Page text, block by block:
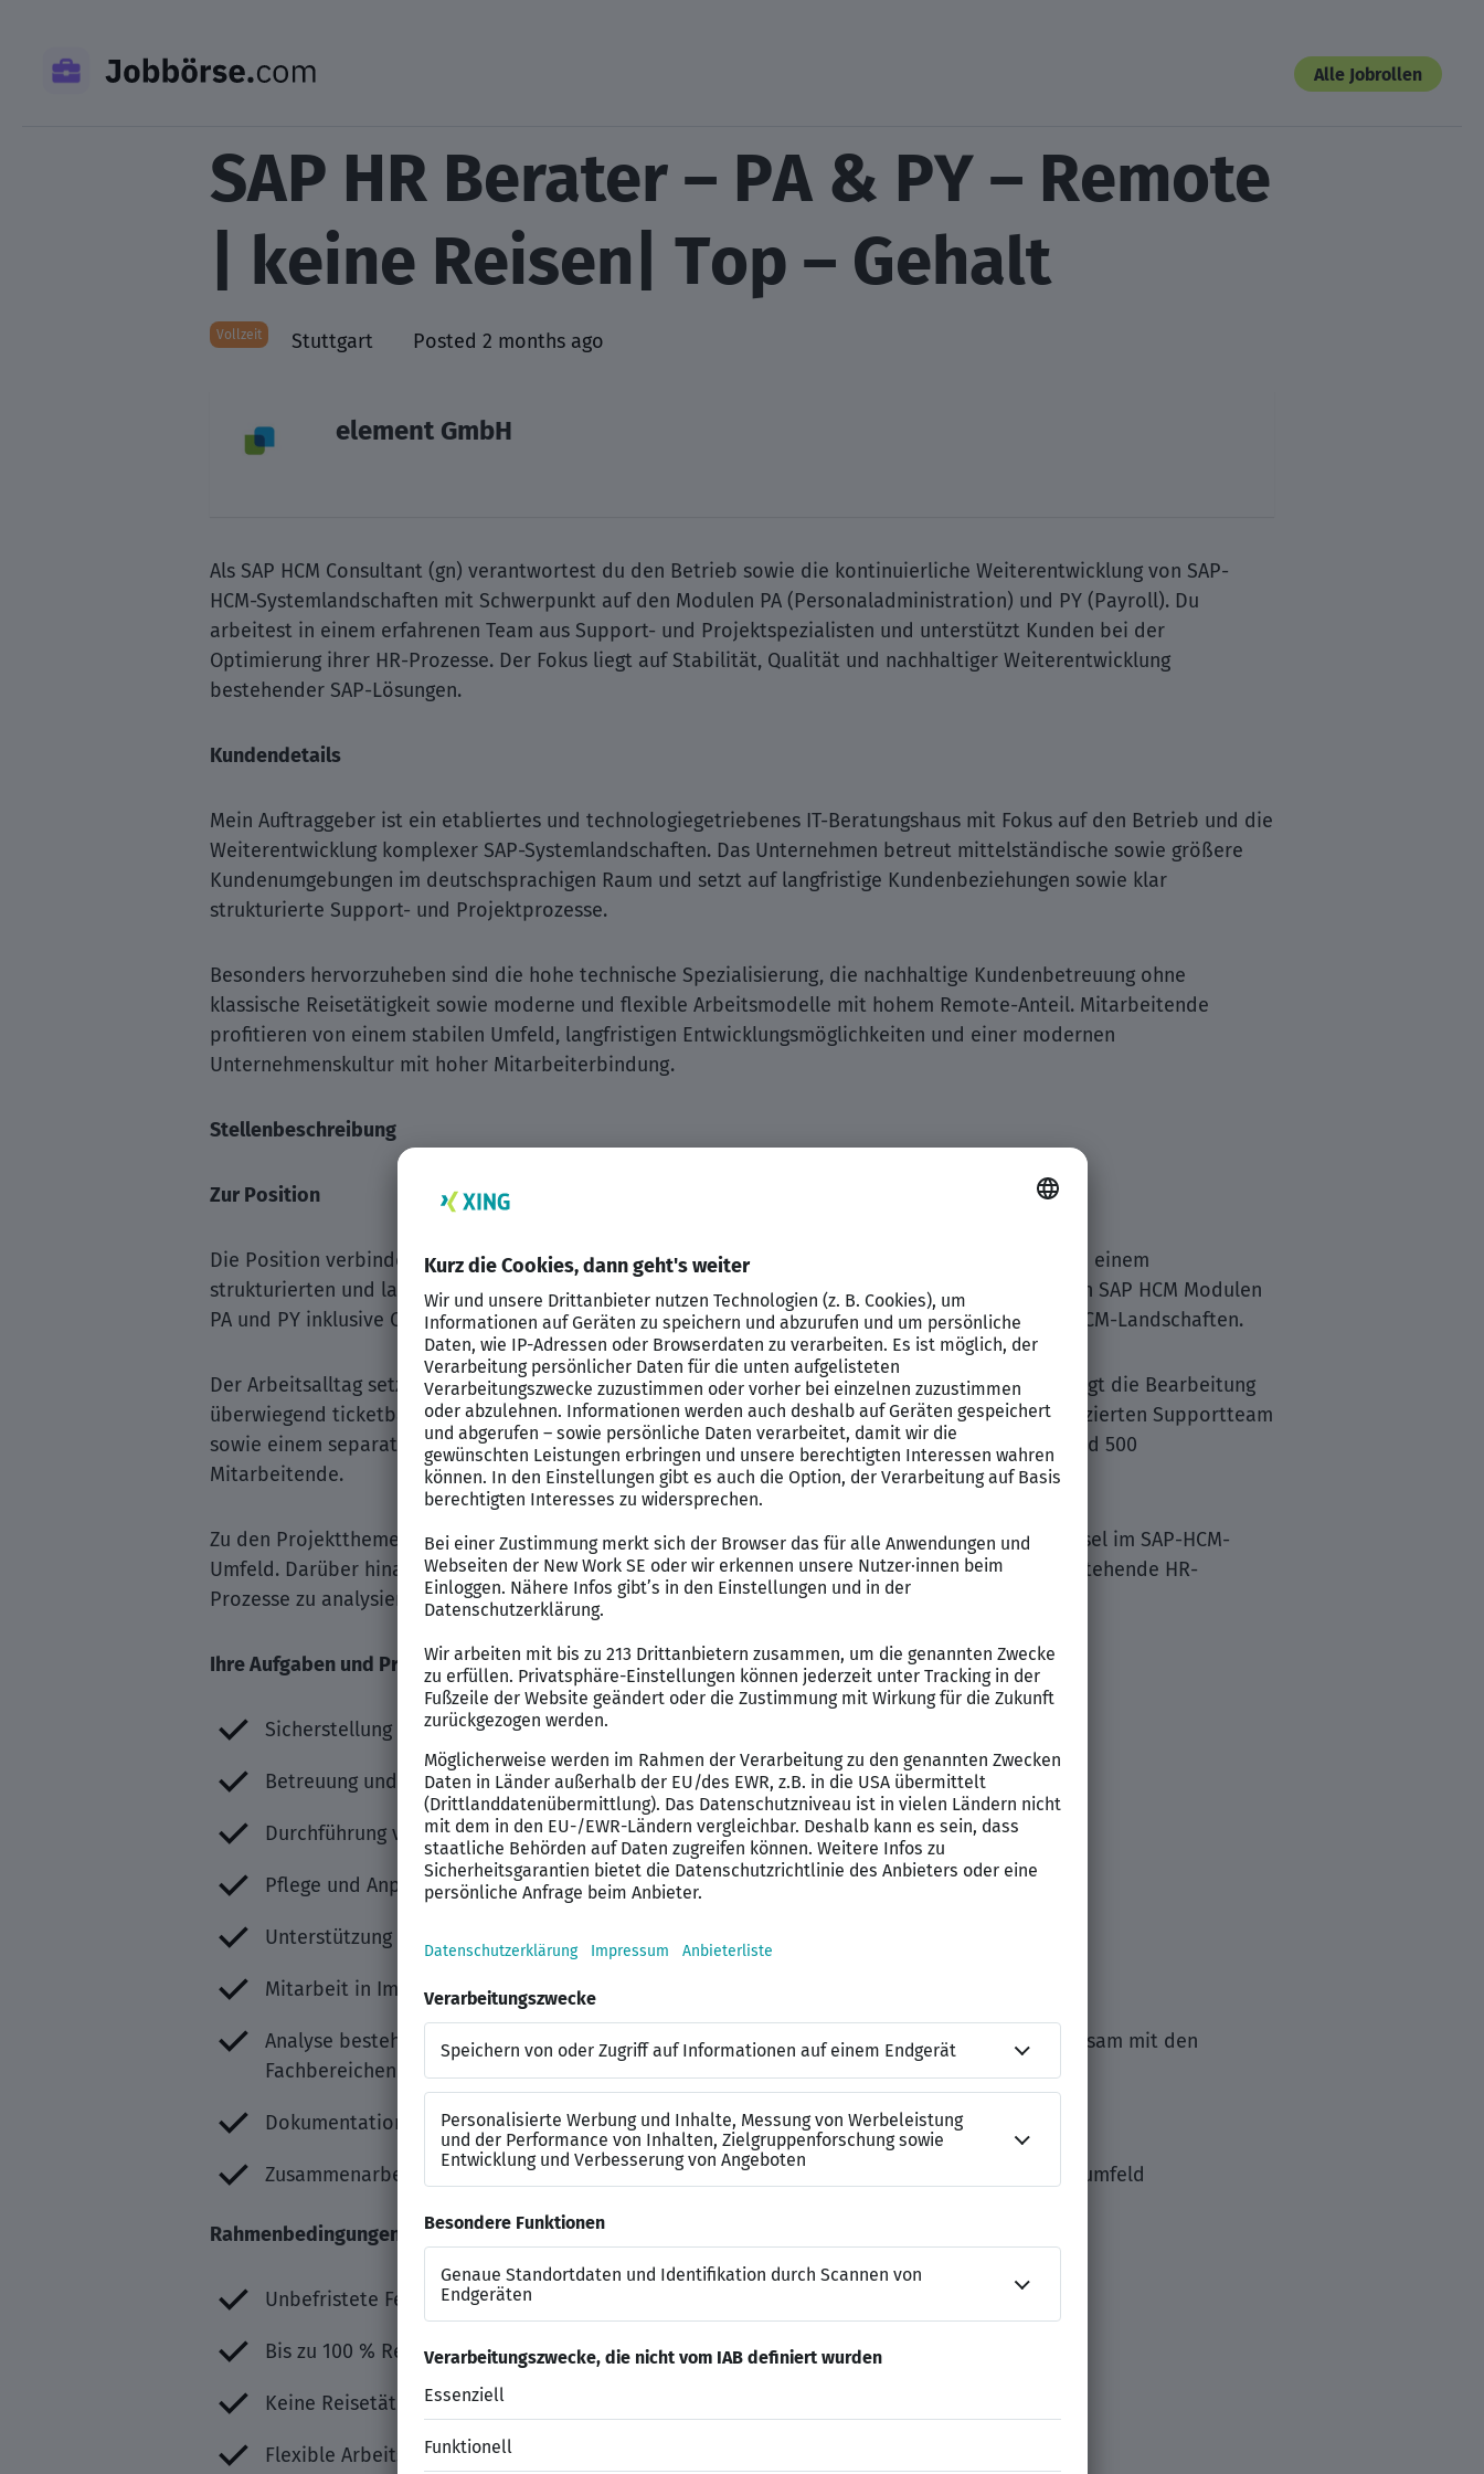
Alle Jobrollen
SAP HR Berater – PA & PY – Remote
| keine Reisen| Top – Gehalt
Vollzeit Stuttgart Posted 2 months ago
element GmbH
Als SAP HCM Consultant (gn) verantwortest du den Betrieb sowie die kontinuierliche Weiterentwicklung von SAP-
HCM-Systemlandschaften mit Schwerpunkt auf den Modulen PA (Personaladministration) und PY (Payroll). Du
arbeitest in einem erfahrenen Team aus Support- und Projektspezialisten und unterstützt Kunden bei der
Optimierung ihrer HR-Prozesse. Der Fokus liegt auf Stabilität, Qualität und nachhaltiger Weiterentwicklung
bestehender SAP-Lösungen.
Kundendetails
Mein Auftraggeber ist ein etabliertes und technologiegetriebenes IT-Beratungshaus mit Fokus auf den Betrieb und die
Weiterentwicklung komplexer SAP-Systemlandschaften. Das Unternehmen betreut mittelständische sowie größere
Kundenumgebungen im deutschsprachigen Raum und setzt auf langfristige Kundenbeziehungen sowie klar
strukturierte Support- und Projektprozesse.
Besonders hervorzuheben sind die hohe technische Spezialisierung, die nachhaltige Kundenbetreuung ohne
klassische Reisetätigkeit sowie moderne und flexible Arbeitsmodelle mit hohem Remote-Anteil. Mitarbeitende
profitieren von einem stabilen Umfeld, langfristigen Entwicklungsmöglichkeiten und einer modernen
Unternehmenskultur mit hoher Mitarbeiterbindung.
Stellenbeschreibung
Zur Position
Die Position verbindet klassische Supporttätigkeiten mit projektbezogener SAP-HCM-Beratung in einem
strukturierten und langfristig ausgerichteten Kundenumfeld. Der Fokus liegt insbesondere auf den SAP HCM Modulen
PA und PY inklusive Customizing sowie der Betreuung und Weiterentwicklung bestehender SAP-HCM-Landschaften.
Der Arbeitsalltag setzt sich aus einem Mix aus Support- und Projektarbeit zusammen. Dabei erfolgt die Bearbeitung
überwiegend ticketbasiert ohne Reisetätigkeit. Organisatorisch arbeitet man eng mit einem dedizierten Supportteam
sowie einem separaten Projektteam zusammen. Insgesamt umfasst das Unternehmensumfeld rund 500
Mitarbeitende.
Zu den Projektthemen zählen insbesondere Implementierungen, Migrationen sowie Releasewechsel im SAP-HCM-
Umfeld. Darüber hinaus wird eng mit den jeweiligen Fachbereichen zusammengearbeitet, um bestehende HR-
Prozesse zu analysieren und Optimierungspotenziale zu identifizieren.
Ihre Aufgaben und Projekte
Sicherstellung des stabilen Betriebs der SAP HCM Lösungen bei Bestands- und Neukunden
Betreuung und kontinuierliche Weiterentwicklung der SAP HCM Module PA und PY
Durchführung von Customizing-Anpassungen innerhalb der HCM-Landschaft
Pflege und Anpassung von Schemen sowie Regeln im Payroll-Umfeld
Unterstützung der Kunden im Rahmen des ticketbasierten Supports
Mitarbeit in Implementierungs-, Migrations- und Releasewechselprojekten
Analyse bestehender HR-Prozesse und Erarbeitung von Optimierungsmöglichkeiten gemeinsam mit den
Fachbereichen
Dokumentation technischer Lösungen und Bearbeitung eingehender Serviceanfragen
Zusammenarbeit mit internen Support- und Projektteams in einem strukturierten Betriebsumfeld
Rahmenbedingungen & Extras
Unbefristete Festanstellung
Bis zu 100 % Remote-Arbeit möglich
Keine Reisetätigkeit erforderlich
Flexible Arbeitszeiten